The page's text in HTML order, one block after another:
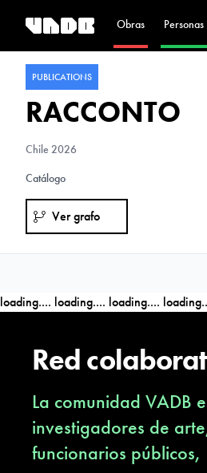
Obras Personas
PUBLICATIONS
RACCONTO
Chile 2026
Catálogo
Ver grafo
loading.... loading.... loading....
Red
La comunidad VADB
investigadores de
funcionarios